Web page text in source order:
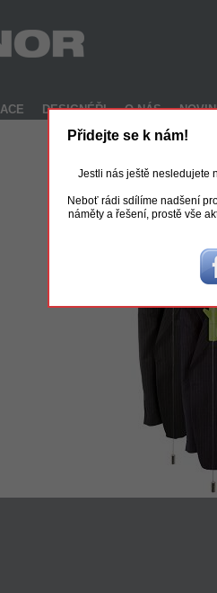
DESIGNÉŘI O NÁS
Přidejte se k nám!
Jestli nás ještě nesledujete
Neboť rádi sdílíme nadšení
náměty a řešení, prostě vše